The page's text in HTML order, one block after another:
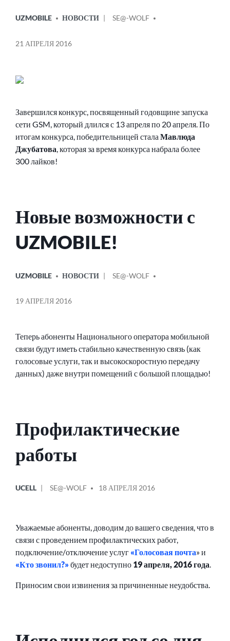
В
UZMOBILE НОВОСТИ
ОТ
SE@-WOLF
21 АПРЕЛЯ 2016
Завершился конкурс, посвященный годовщине запуска
сети GSM, который длился с 13 апреля по 20 апреля. По
итогам конкурса, победительницей стала Мавлюда
Джубатова , которая за время конкурса набрала более
300 лайков!
Новые возможности с
UZMOBILE!
В
UZMOBILE НОВОСТИ
ОТ
SE@-WOLF
19 АПРЕЛЯ 2016
Теперь абоненты Национального оператора мобильной
связи будут иметь стабильно качественную связь (как
голосовые услуги, так и высокоскоростную передачу
данных) даже внутри помещений с большой площадью!
Профилактические
работы
В
UCELL
ОТ
SE@-WOLF 18 АПРЕЛЯ 2016
Уважаемые абоненты, доводим до вашего сведения, что в
связи с проведением профилактических работ,
подключение/отключение услуг «Голосовая почта» и
«Кто звонил?»будет недоступно 19 апреля, 2016 года.
Приносим свои извинения за причиненные неудобства.